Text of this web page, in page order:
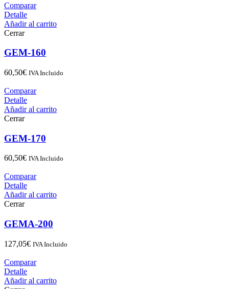
Comparar
Detalle
Añadir al carrito
Cerrar
GEM-160
60,50€ IVA Incluido
Comparar
Detalle
Añadir al carrito
Cerrar
GEM-170
60,50€ IVA Incluido
Comparar
Detalle
Añadir al carrito
Cerrar
GEMA-200
127,05€ IVA Incluido
Comparar
Detalle
Añadir al carrito